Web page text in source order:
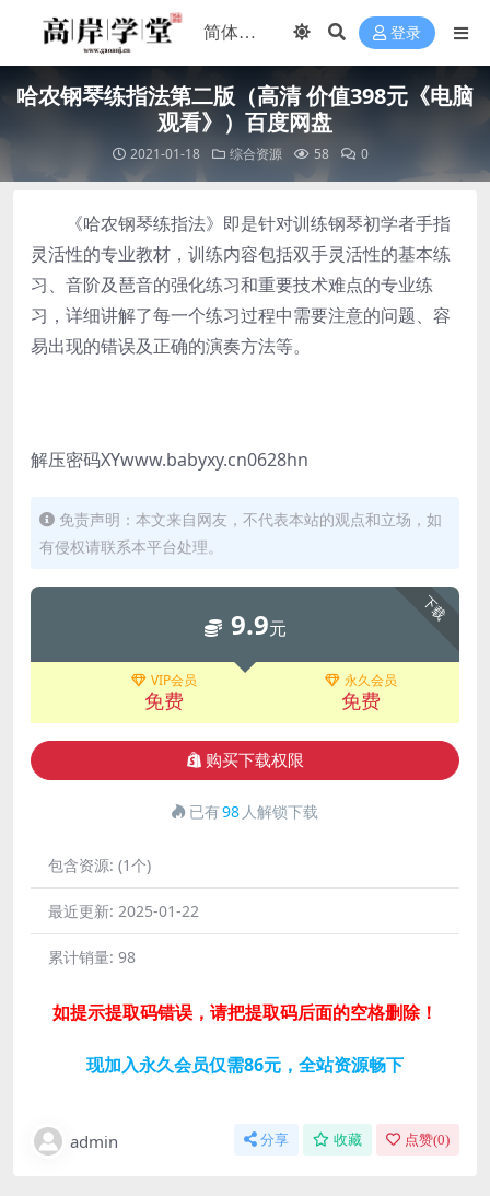
登录
哈农钢琴练指法第二版（高清 价值398元《电脑
观看》）百度网盘
2021-01-18 综合资源 58 0
《哈农钢琴练指法》即是针对训练钢琴初学者手指
灵活性的专业教材，训练内容包括双手灵活性的基本练
习、音阶及琶音的强化练习和重要技术难点的专业练
习，详细讲解了每一个练习过程中需要注意的问题、容
易出现的错误及正确的演奏方法等。
解压密码XYwww.babyxy.cn0628hn
免责声明：本文来自网友，不代表本站的观点和立场，如
有侵权请联系本平台处理。
下载
9.9元
VIP会员
免费
永久会员
免费
购买下载权限
已有98 人解锁下载
包含资源: (1个)
最近更新: 2025-01-22
累计销量: 98
如提示提取码错误，请把提取码后面的空格删除！
现加入永久会员仅需86元，全站资源畅下
admin 分享 收藏 点赞(0)